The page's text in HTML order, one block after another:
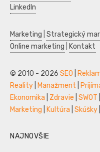
LinkedIn
Marketing Strategický
Online marketing
Kontakt
© 2010 - 2026 SEO
Reality
Manažment
Ekonomika
Zdravie SWOT
Marketing
Kultúra Skúšky
NAJNOVŠIE